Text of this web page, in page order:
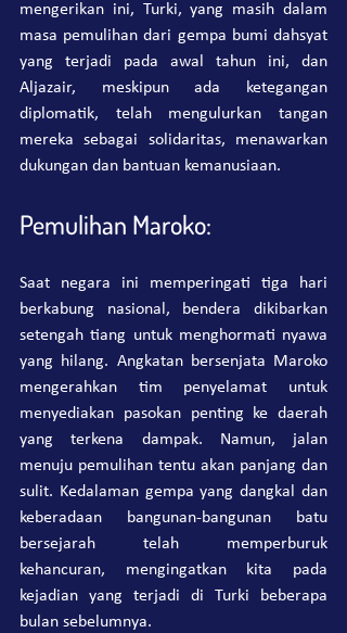
mengerikan ini, Turki, yang masih dalam
masa pemulihan dari gempa bumi dahsyat
yang terjadi pada awal tahun ini, dan
Aljazair, meskipun ada ketegangan
diplomatik, telah mengulurkan tangan
mereka sebagai solidaritas, menawarkan
dukungan dan bantuan kemanusiaan.
Pemulihan Maroko:
Saat negara ini memperingati tiga hari
berkabung nasional, bendera dikibarkan
setengah tiang untuk menghormati nyawa
yang hilang. Angkatan bersenjata Maroko
mengerahkan tim penyelamat untuk
menyediakan pasokan penting ke daerah
yang terkena dampak. Namun, jalan
menuju pemulihan tentu akan panjang dan
sulit. Kedalaman gempa yang dangkal dan
keberadaan bangunan-bangunan batu
bersejarah telah memperburuk
kehancuran, mengingatkan kita pada
kejadian yang terjadi di Turki beberapa
bulan sebelumnya.